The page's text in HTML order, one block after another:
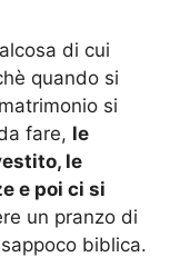
di cui
quando si
si
fare, le
le
e poi ci si
un pranzo di
biblica.